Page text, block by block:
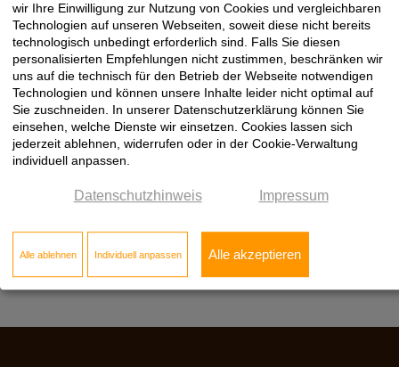
Am Oberfeld 1
83026 Rosenheim
Telefon [08031] 391 44 - 0
Telefax [08031] 391 44 - 90
Rosenheim@Kloepfer.de
Standort Wolnzach
Wiesensteig 11
85283 Wolnzach
Telefax [08442] 92 73 - 90
wir Ihre Einwilligung zur Nutzung von Cookies und vergleichbaren
Technologien auf unseren Webseiten, soweit diese nicht bereits
technologisch unbedingt erforderlich sind. Falls Sie diesen
personalisierten Empfehlungen nicht zustimmen, beschränken wir
uns auf die technisch für den Betrieb der Webseite notwendigen
Technologien und können unsere Inhalte leider nicht optimal auf
Sie zuschneiden. In unserer Datenschutzerklärung können Sie
einsehen, welche Dienste wir einsetzen. Cookies lassen sich
jederzeit ablehnen, widerrufen oder in der Cookie-Verwaltung
individuell anpassen.
Datenschutzhinweis Impressum
Alle ablehnen Individuell anpassen Alle akzeptieren